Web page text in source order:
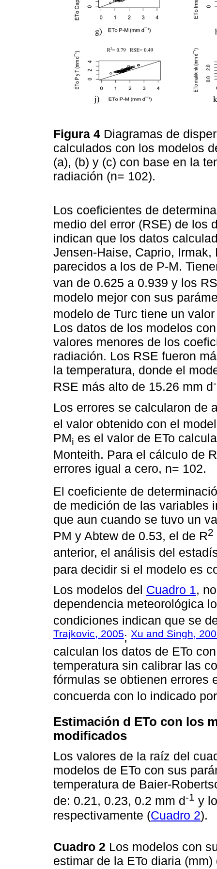
Figura 4 Diagramas de
calculados con los modelos
(a), (b) y (c) con base en la
radiación (n= 102).
Los coeficientes de
medio del error (RSE) de los
indican que los datos
Jensen-Haise, Caprio,
parecidos a los de P-M.
van de 0.625 a 0.939 y los
modelo mejor con sus
modelo de Turc tiene un
Los datos de los modelos
valores menores de los
radiación. Los RSE fueron
la temperatura, donde el
RSE más alto de 15.26 mm d
Los errores se calcularon de
el valor obtenido con el
PMi es el valor de ETo
Monteith. Para el cálculo de
errores igual a cero, n= 102.
El coeficiente de
de medición de las variables
que aun cuando se tuvo un
PM y Abtew de 0.53, el de R2
anterior, el análisis del
para decidir si el modelo es
Los modelos del Cuadro 1,
dependencia meteorológica
condiciones indican que se
Trajkovic, 2005; Xu and Singh,
calculan los datos de ETo
temperatura sin calibrar las
fórmulas se obtienen errores
concuerda con lo indicado
Estimación d ETo con los
modificados
Los valores de la raíz del
modelos de ETo con sus
temperatura de Baier-
de: 0.21, 0.23, 0.2 mm d-1 y
respectivamente (Cuadro 2).
Cuadro 2 Los modelos con
estimar de la ETo diaria